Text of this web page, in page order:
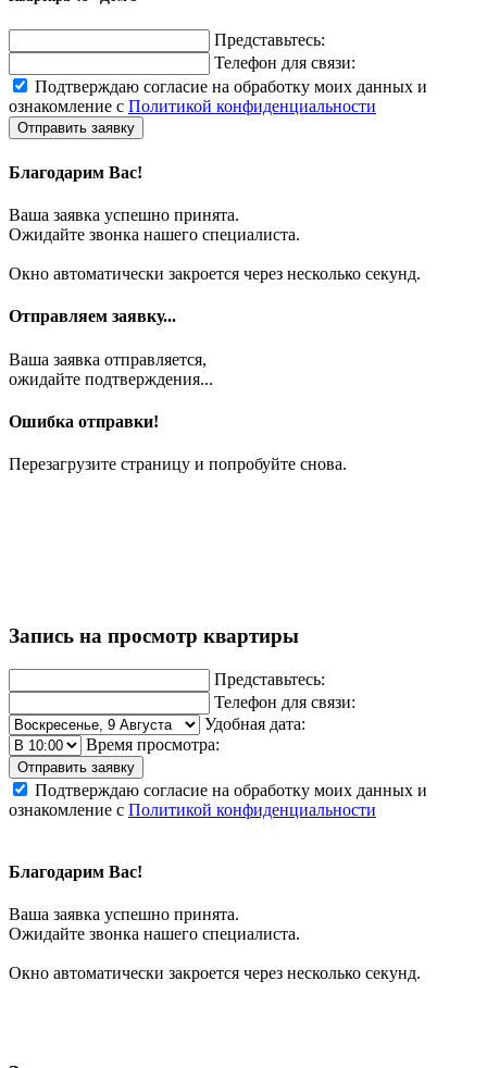
Представьтесь:
Телефон для связи:
Подтверждаю согласие на обработку моих данных и
ознакомление с Политикой конфиденциальности
Отправить заявку
Благодарим Вас!
Ваша заявка успешно принята.
Ожидайте звонка нашего специалиста.
Окно автоматически закроется через несколько секунд.
Отправляем заявку...
Ваша заявка отправляется,
ожидайте подтверждения...
Ошибка отправки!
Перезагрузите страницу и попробуйте снова.
Запись на просмотр квартиры
Представьтесь:
Телефон для связи:
Удобная дата:
Время просмотра:
Отправить заявку
Подтверждаю согласие на обработку моих данных и
ознакомление с Политикой конфиденциальности
Благодарим Вас!
Ваша заявка успешно принята.
Ожидайте звонка нашего специалиста.
Окно автоматически закроется через несколько секунд.